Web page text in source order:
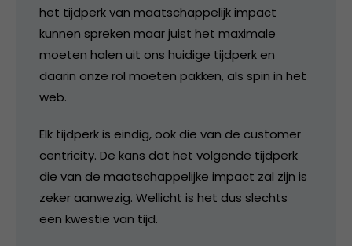
het tijdperk van maatschappelijk impact
kunnen spreken maar juist het maximale
moeten halen uit ons huidige tijdperk en
daarin onze rol moeten pakken, als spin in het
web.
Elk tijdperk is eindig, ook die van de customer
centricity. De kans dat het volgende tijdperk
die van de maatschappelijke impact zal zijn is
zeker aanwezig. Wellicht is het dus slechts
een kwestie van tijd.